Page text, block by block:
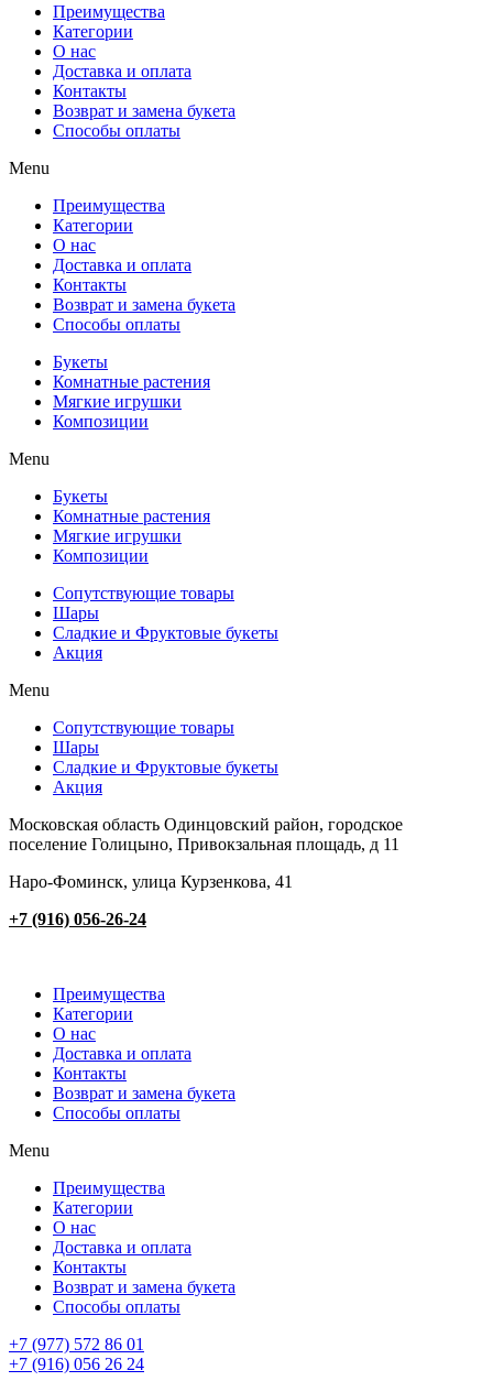
Преимущества
Категории
О нас
Доставка и оплата
Контакты
Возврат и замена букета
Способы оплаты
Menu
Преимущества
Категории
О нас
Доставка и оплата
Контакты
Возврат и замена букета
Способы оплаты
Букеты
Комнатные растения
Мягкие игрушки
Композиции
Menu
Букеты
Комнатные растения
Мягкие игрушки
Композиции
Сопутствующие товары
Шары
Сладкие и Фруктовые букеты
Акция
Menu
Сопутствующие товары
Шары
Сладкие и Фруктовые букеты
Акция
Московская область Одинцовский район, городское
поселение Голицыно, Привокзальная площадь, д 11
Наро-Фоминск, улица Курзенкова, 41
+7 (916) 056-26-24
Преимущества
Категории
О нас
Доставка и оплата
Контакты
Возврат и замена букета
Способы оплаты
Menu
Преимущества
Категории
О нас
Доставка и оплата
Контакты
Возврат и замена букета
Способы оплаты
+7 (977) 572 86 01
+7 (916) 056 26 24